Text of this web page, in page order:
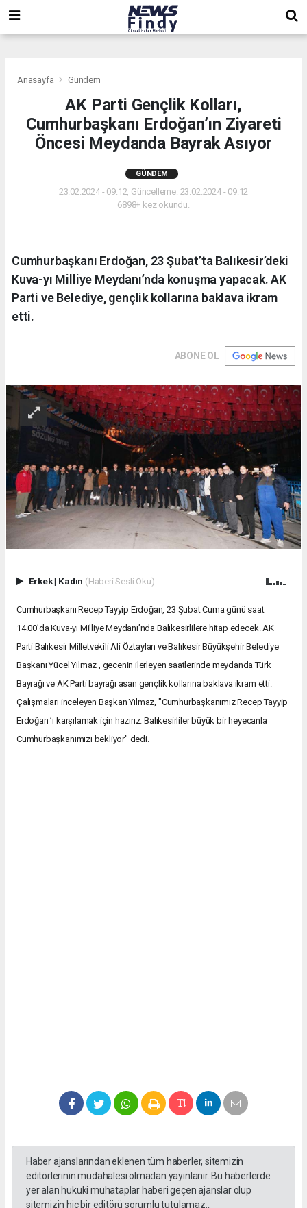
Anasayfa Gündem
AK Parti Gençlik Kolları,
Cumhurbaşkanı Erdoğan’ın Ziyareti
Öncesi Meydanda Bayrak Asıyor
GÜNDEM
23.02.2024 - 09:12, Güncelleme: 23.02.2024 - 09:12
6898+ kez okundu.
Cumhurbaşkanı Erdoğan, 23 Şubat’ta Balıkesir’deki
Kuva-yı Milliye Meydanı’nda konuşma yapacak. AK
Parti ve Belediye, gençlik kollarına baklava ikram
etti.
ABONE OL
Erkek| Kadın (Haberi Sesli Oku)
Cumhurbaşkanı Recep Tayyip Erdoğan, 23 Şubat Cuma günü saat
14.00’da Kuva-yı Milliye Meydanı’nda Balıkesirlilere hitap edecek. AK
Parti Balıkesir Milletvekili Ali Öztaylan ve Balıkesir Büyükşehir Belediye
Başkanı Yücel Yılmaz , gecenin ilerleyen saatlerinde meydanda Türk
Bayrağı ve AK Parti bayrağı asan gençlik kollarına baklava ikram etti.
Çalışmaları inceleyen Başkan Yılmaz, "Cumhurbaşkanımız Recep Tayyip
Erdoğan ’ı karşılamak için hazırız. Balıkesirliler büyük bir heyecanla
Cumhurbaşkanımızı bekliyor" dedi.
Haber ajanslarından eklenen tüm haberler, sitemizin
editörlerinin müdahalesi olmadan yayınlanır. Bu haberlerde
yer alan hukuki muhataplar haberi geçen ajanslar olup
sitemizin hiç bir editörü sorumlu tutulamaz...